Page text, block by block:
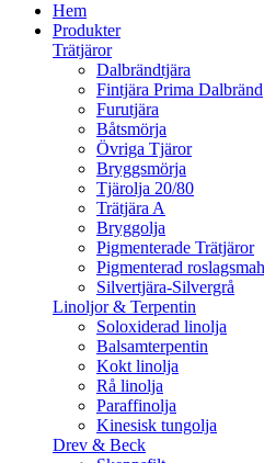
Hem
Produkter
Trätjäror
Dalbrändtjära
Fintjära Prima Dalbränd
Furutjära
Båtsmörja
Övriga Tjäror
Bryggsmörja
Tjärolja 20/80
Trätjära A
Bryggolja
Pigmenterade Trätjäror
Pigmenterad
Silvertjära-Silvergrå
Linoljor & Terpentin
Soloxiderad linolja
Balsamterpentin
Kokt linolja
Rå linolja
Paraffinolja
Kinesisk tungolja
Drev & Beck